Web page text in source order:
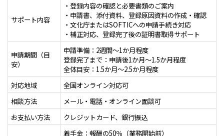
サポート内容
・登録内容の確認と必要書類のご案内
・申請書、添付資料、登録原因資料の作成・確認
・文化庁またはSOFTICへの申請手続き対応
・補正対応、登録完了後の証明書取得サポート
申請期間（目
安）
申請準備：2週間～1か月程度
登録完了まで：申請後1か月～1.5か月程度
全体目安：1.5か月～2.5か月程度
対応地域
全国オンライン対応可
相談方法
メール・電話・オンライン面談可
お支払い方法
クレジットカード、銀行振込
着手金：報酬の50％（業務開始前）